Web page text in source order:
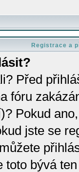
Registrace a
Před
fóru
Pokud
jste se
toto bývá